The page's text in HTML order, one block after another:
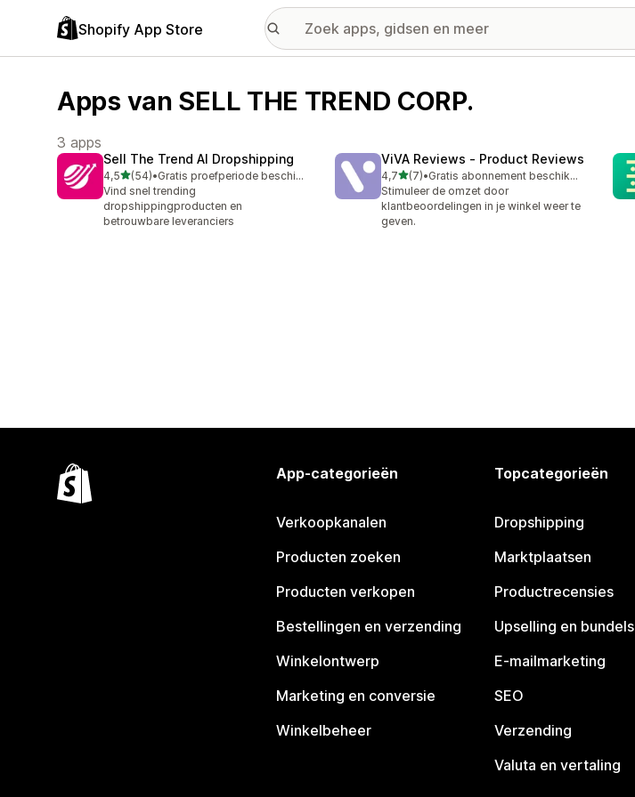
Shopify App Store
Apps van SELL THE TREND CORP.
3 apps
Sell The Trend AI Dropshipping
4,5van 5 sterren
(54)
54 recensies in totaal
•
Gratis proefperiode beschikbaar
Vind snel trending
dropshippingproducten en
betrouwbare leveranciers
ViVA Reviews ‑ Product Reviews
4,7van 5 sterren
(7)
7 recensies in totaal
•
Gratis abonnement beschikbaar
Stimuleer de omzet door
klantbeoordelingen in je winkel weer te
geven.
App-categorieën
Verkoopkanalen
Producten zoeken
Producten verkopen
Bestellingen en verzending
Winkelontwerp
Marketing en conversie
Winkelbeheer
Topcategorieën
Dropshipping
Marktplaatsen
Productrecensies
Upselling en bundels
E-mailmarketing
SEO
Verzending
Valuta en vertaling